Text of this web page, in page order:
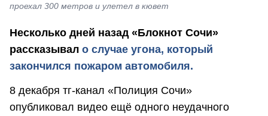
проехал 300 метров и улетел в кювет
Несколько дней назад «Блокнот Сочи»
рассказывал о случае угона, который
закончился пожаром автомобиля.
8 декабря тг-канал «Полиция Сочи»
опубликовал видео ещё одного неудачного